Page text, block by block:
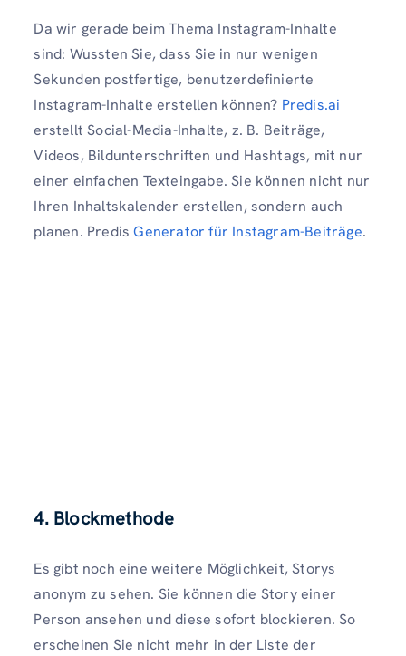
Da wir gerade beim Thema Instagram-Inhalte
sind: Wussten Sie, dass Sie in nur wenigen
Sekunden postfertige, benutzerdefinierte
Instagram-Inhalte erstellen können? Predis.ai
erstellt Social-Media-Inhalte, z. B. Beiträge,
Videos, Bildunterschriften und Hashtags, mit nur
einer einfachen Texteingabe. Sie können nicht nur
Ihren Inhaltskalender erstellen, sondern auch
planen. PredisGenerator für Instagram-Beiträge.
4. Blockmethode
Es gibt noch eine weitere Möglichkeit, Storys
anonym zu sehen. Sie können die Story einer
Person ansehen und diese sofort blockieren. So
erscheinen Sie nicht mehr in der Liste der